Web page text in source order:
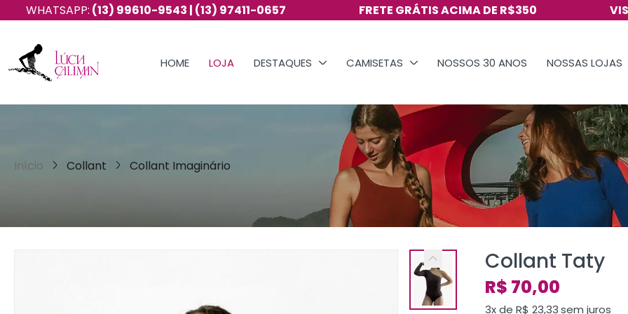
99610-9543 | (13) 97411-0657 FRETE GRÁTIS ACIMA DE R$350 VISITE NOSSO
HOME LOJA DESTAQUES CAMISETAS NOSSOS 30 ANOS NOSSAS LOJAS
Início Collant Collant Imaginário
Collant Taty
R$ 70,00
3x de R$ 23,33sem juros